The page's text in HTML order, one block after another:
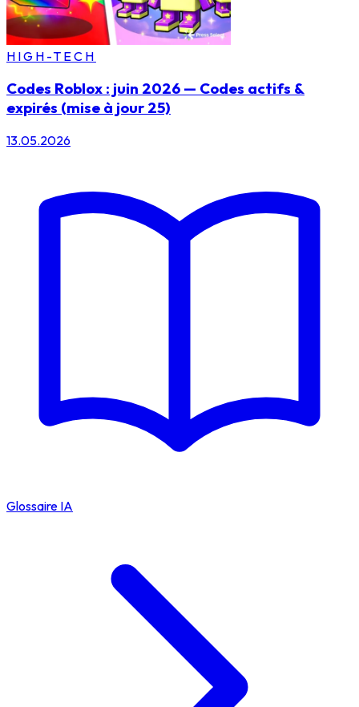
HIGH-TECH
Codes Roblox : juin 2026 — Codes actifs &
expirés (mise à jour 25)
13.05.2026
Glossaire IA